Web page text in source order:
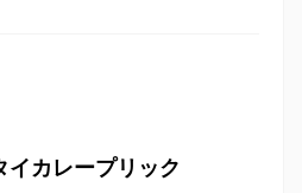
イカレープリック